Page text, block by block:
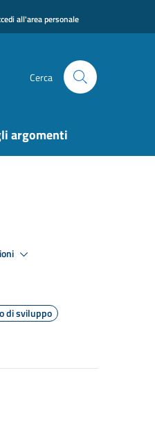
all'area personale
Cerca
argomenti
di sviluppo